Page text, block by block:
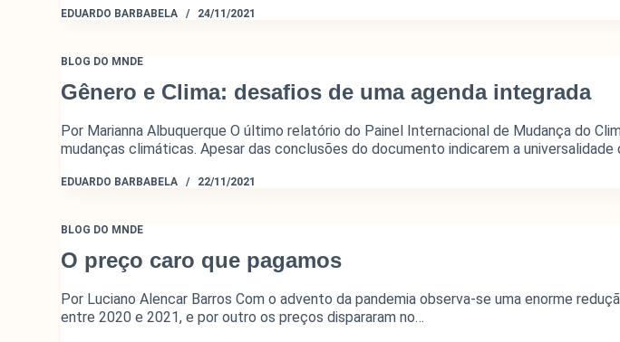
EDUARDO BARBABELA 24/11/2021
BLOG DO MNDE
Gênero e Clima: desafios de uma agenda integrada
Por Marianna Albuquerque O último relatório do Painel Internacional de Mudança do
mudanças climáticas. Apesar das conclusões do documento indicarem a
EDUARDO BARBABELA 22/11/2021
BLOG DO MNDE
O preço caro que pagamos
Por Luciano Alencar Barros Com o advento da pandemia observa-se uma enorme
entre 2020 e 2021, e por outro os preços dispararam no…